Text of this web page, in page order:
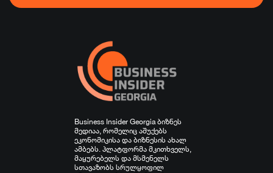
Business Insider Georgia ბიზნეს
მედიაა, რომელიც აშუქებს
ეკონომიკისა და ბიზნესის ახალ
ამბებს. პლატფორმა მკითხველს,
მაყურებელს და მსმენელს
სთავაზობს სრულყოფილ